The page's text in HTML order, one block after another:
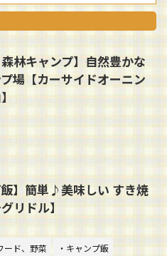
森林キャンプ】自然豊かな
場【カーサイドオーニン
飯】簡単♪美味しい すき焼
リドル】
ード、野菜
・キャンプ飯